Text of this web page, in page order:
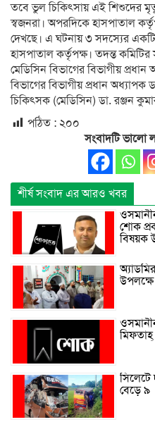
তবে ভুল চিকিৎসায় এই শিশুদের
স্বজনরা। অপরদিকে হাসপাতাল
দেখছে। এ ঘটনায় ৩ সদস্যের
হাসপাতাল কর্তৃপক্ষ। তদন্ত কমিটির
মেডিসিন বিভাগের বিভাগীয়
বিভাগের বিভাগীয় প্রধান
চিকিৎসক (মেডিসিন) ডা. রঞ্জন
পঠিত : ২০০
সংবাদটি ভালো
শীর্ষ সংবাদ এর আরও খবর
শোক
বিষয়ক
মিফতাহ্
বেড়ে ৯